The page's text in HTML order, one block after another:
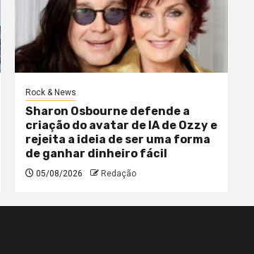
Rock & News
Sharon Osbourne defende a
criação do avatar de IA de Ozzy e
rejeita a ideia de ser uma forma
de ganhar dinheiro fácil
05/08/2026 Redação